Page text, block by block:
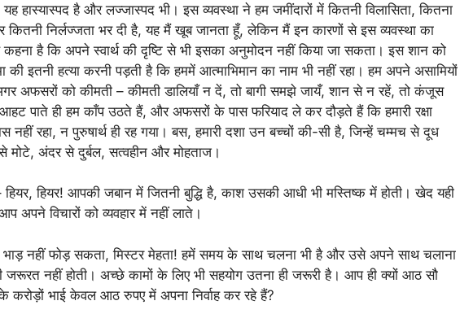
हास्यास्पद है और लज्जास्पद भी। इस व्यवस्था ने हम जमींदारों में कितनी विलासिता, कितना
कितनी निर्लज्जता भर दी है, यह मैं खूब जानता हूँ, लेकिन मैं इन कारणों से इस व्यवस्था का
कहना है कि अपने स्वार्थ की दृष्टि से भी इसका अनुमोदन नहीं किया जा सकता। इस शान को
इतनी हत्या करनी पड़ती है कि हममें आत्माभिमान का नाम भी नहीं रहा। हम अपने असामियों
अफसरों को कीमती – कीमती डालियाँ न दें, तो बागी समझे जायँ, शान से न रहें, तो कंजूस
पाते ही हम काँप उठते हैं, और अफसरों के पास फरियाद ले कर दौड़ते हैं कि हमारी रक्षा
नहीं रहा, न पुरुषार्थ ही रह गया। बस, हमारी दशा उन बच्चों की-सी है, जिन्हें चम्मच से दूध
से मोटे, अंदर से दुर्बल, सत्वहीन और मोहताज।
हियर! आपकी जबान में जितनी बुद्धि है, काश उसकी आधी भी मस्तिष्क में होती। खेद यही
विचारों को व्यवहार में नहीं लाते।
नहीं फोड़ सकता, मिस्टर मेहता! हमें समय के साथ चलना भी है और उसे अपने साथ चलाना
जरूरत नहीं होती। अच्छे कामों के लिए भी सहयोग उतना ही जरूरी है। आप ही क्यों आठ सौ
भाई केवल आठ रुपए में अपना निर्वाह कर रहे हैं?